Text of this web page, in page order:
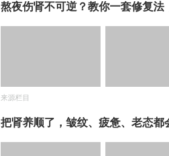
熬夜伤肾不可逆？教你一套修复法
来源栏目
把肾养顺了，皱纹、疲惫、老态都